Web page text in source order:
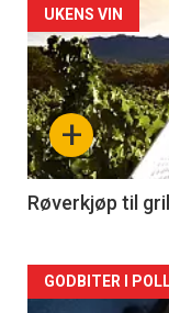
Forsiden
akkurat
nå
-
2
+
UKENS VIN
Røverkjøp til
Forsiden
GODBITER I